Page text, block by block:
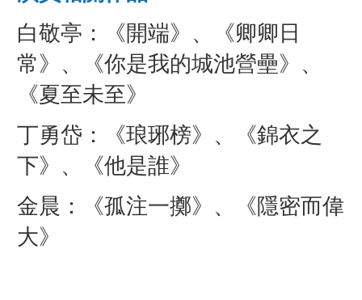
白敬亭：《開端》、《卿卿日
常》、《你是我的城池營壘》、
《夏至未至》
丁勇岱：《琅琊榜》、《錦衣之
下》、《他是誰》
金晨：《孤注一擲》、《隱密而偉
大》